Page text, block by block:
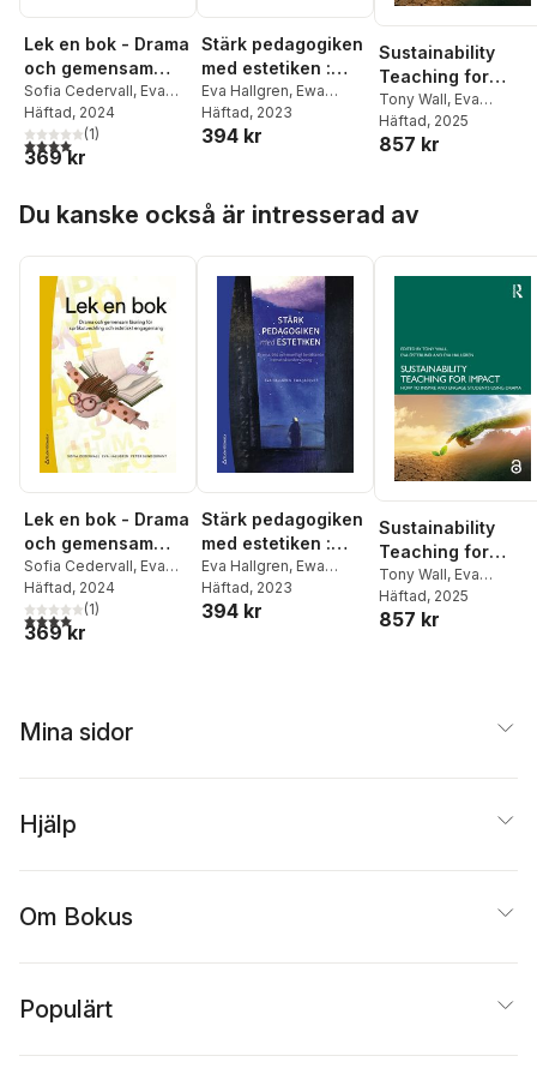
Lek en bok - Drama
och gemensam
läsning för
språkutveckling
och estetiskt
engagemang
Sofia Cedervall, Eva
Hallgren,Peter
Sundebrant
Häftad, 2024
4,0utav 5 stjärnor. Totalt antal röster:
(1)
369 kr
Stärk pedagogiken
med estetiken :
drama, bild och
muntligt berättande
i tematisk
Eva Hallgren, Ewa
Jacquet
Häftad, 2023
394 kr
Sustainability
Teaching for
Impact
Tony Wall, Eva
Österlind,Eva Hallgren
Häftad, 2025
857 kr
Du kanske också är intresserad av
Lek en bok - Drama
och gemensam
läsning för
språkutveckling
och estetiskt
engagemang
Sofia Cedervall, Eva
Hallgren,Peter
Sundebrant
Häftad, 2024
4,0utav 5 stjärnor. Totalt antal röster:
(1)
369 kr
Stärk pedagogiken
med estetiken :
drama, bild och
muntligt berättande
i tematisk
Eva Hallgren, Ewa
Jacquet
Häftad, 2023
394 kr
Sustainability
Teaching for
Impact
Tony Wall, Eva
Österlind,Eva Hallgren
Häftad, 2025
857 kr
Mina sidor
Hjälp
Om Bokus
Populärt